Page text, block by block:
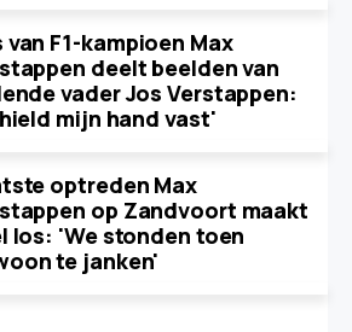
van F1-kampioen Max
deelt beelden van
vader Jos Verstappen:
mijn hand vast'
optreden Max
op Zandvoort maakt
los: 'We stonden toen
te janken'